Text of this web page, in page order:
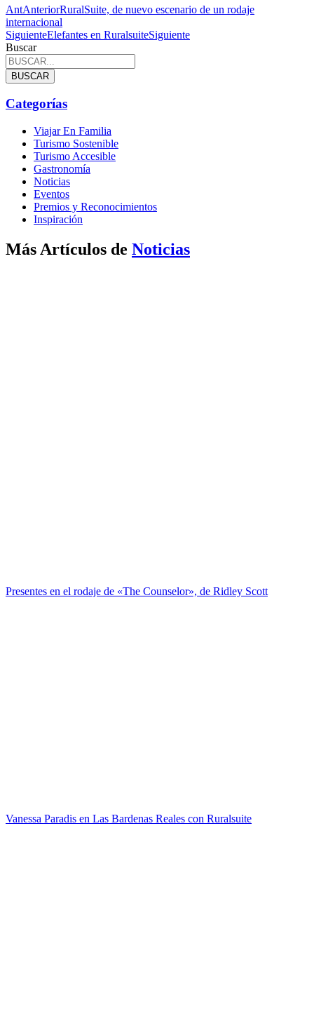
AntAnteriorRuralSuite, de nuevo escenario de un rodaje
internacional
SiguienteElefantes en RuralsuiteSiguiente
Buscar
BUSCAR
Categorías
Viajar En Familia
Turismo Sostenible
Turismo Accesible
Gastronomía
Noticias
Eventos
Premios y Reconocimientos
Inspiración
Más Artículos de Noticias
Presentes en el rodaje de «The Counselor», de Ridley Scott
Vanessa Paradis en Las Bardenas Reales con Ruralsuite